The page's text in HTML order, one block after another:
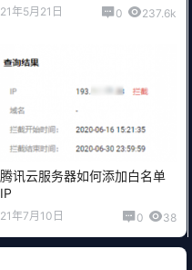
21年5月21日 0 237.6k
腾讯云服务器如何添加白名单
IP
21年7月10日 0 38